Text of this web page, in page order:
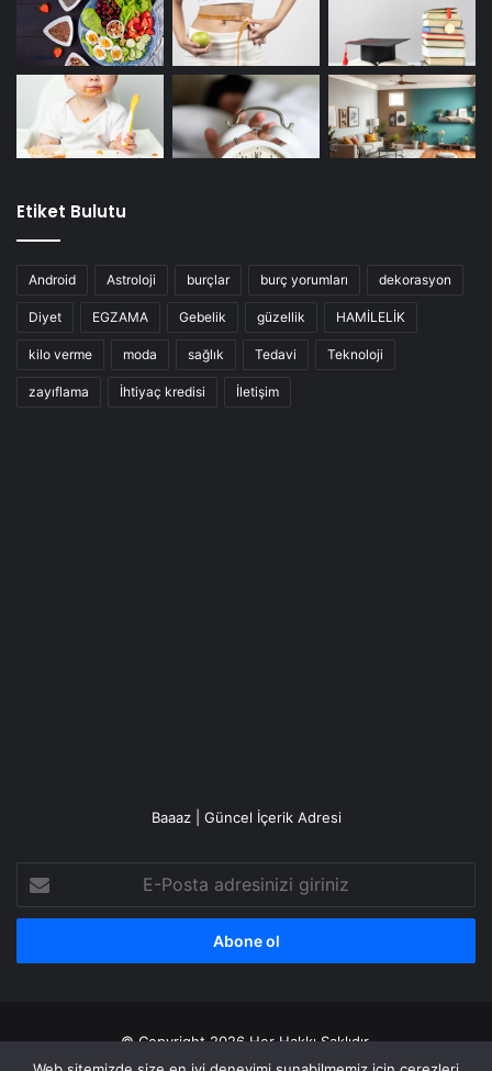
Etiket Bulutu
Android Astroloji burçlar burç yorumları dekorasyon
Diyet EGZAMA Gebelik güzellik HAMİLELİK
kilo verme moda sağlık Tedavi Teknoloji
zayıflama İhtiyaç kredisi İletişim
Baaaz | Güncel İçerik Adresi
Posta
adresinizi
© Copyright 2026 Her Hakkı Saklıdır.